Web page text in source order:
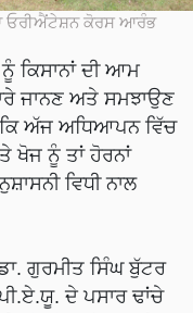
ਓਰੀਐਂਟੇਸ਼ਨ ਕੋਰਸ ਆਰੰਭ
ਕਿਸਾਨਾਂ ਦੀ ਆਮ
ਜਾਨਣ ਅਤੇ ਸਮਝਾਉਣ
ਕਿ ਅੱਜ ਅਧਿਆਪਨ ਵਿੱਚ
ਖੋਜ ਨੂੰ ਤਾਂ ਹੋਰਨਾਂ
ਵਿਧੀ ਨਾਲ
ਗੁਰਮੀਤ ਸਿੰਘ ਬੁੱਟਰ
ਦੇ ਪਸਾਰ ਢਾਂਚੇ